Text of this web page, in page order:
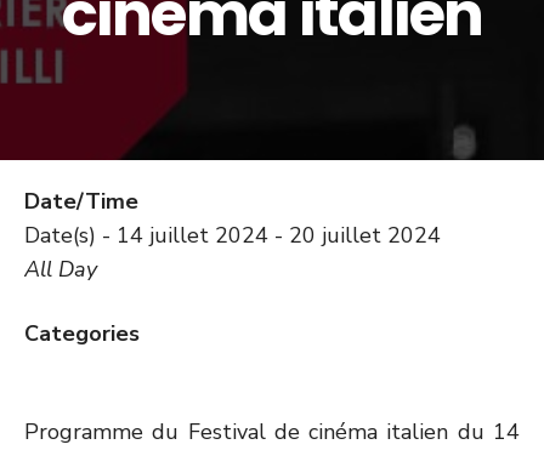
Date/Time
Date(s) - 14 juillet 2024 - 20 juillet 2024
All Day
Categories
Programme du Festival de cinéma italien du 14